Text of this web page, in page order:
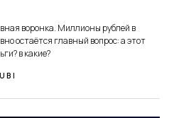
воронка. Миллионы рублей в
остаётся главный вопрос: а этот
в какие?